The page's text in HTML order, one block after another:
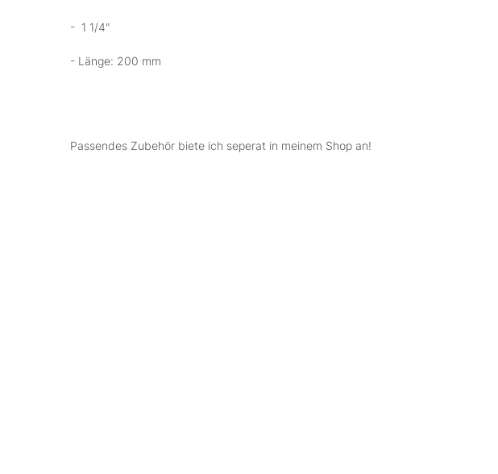
- 1 1/4"
- Länge: 200 mm
Passendes Zubehör biete ich seperat in meinem Shop an!